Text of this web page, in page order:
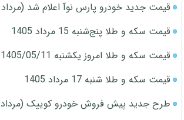
قیمت جدید خودرو پارس نوآ اعلام شد (مرداد 1405)
قیمت سکه و طلا پنج‌شنبه 15 مرداد 1405
قیمت سکه و طلا امروز یکشنبه 1405/05/11
قیمت سکه و طلا شنبه 17 مرداد 1405
طرح جدید پیش فروش خودرو کوییک (مرداد 1405)